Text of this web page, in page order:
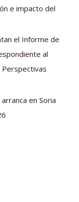
e impacto del
el Informe de
al
en Soria